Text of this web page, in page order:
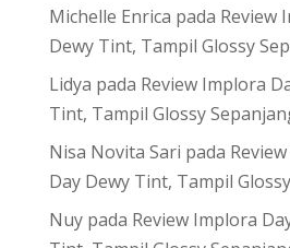
Michelle Enrica pada Review
Dewy Tint, Tampil Glossy
Lidya pada Review Implora
Tint, Tampil Glossy
Nisa Novita Sari pada
Day Dewy Tint, Tampil
Nuypada Review Implora